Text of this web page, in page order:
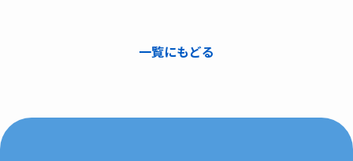
一覧にもどる